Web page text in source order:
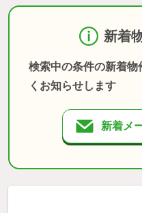
新着
検索中の条件の新着物
くお知らせします
新着メ